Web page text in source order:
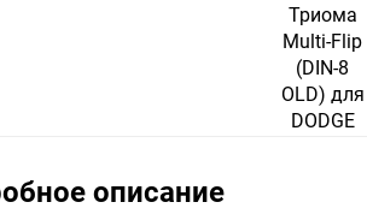
описание